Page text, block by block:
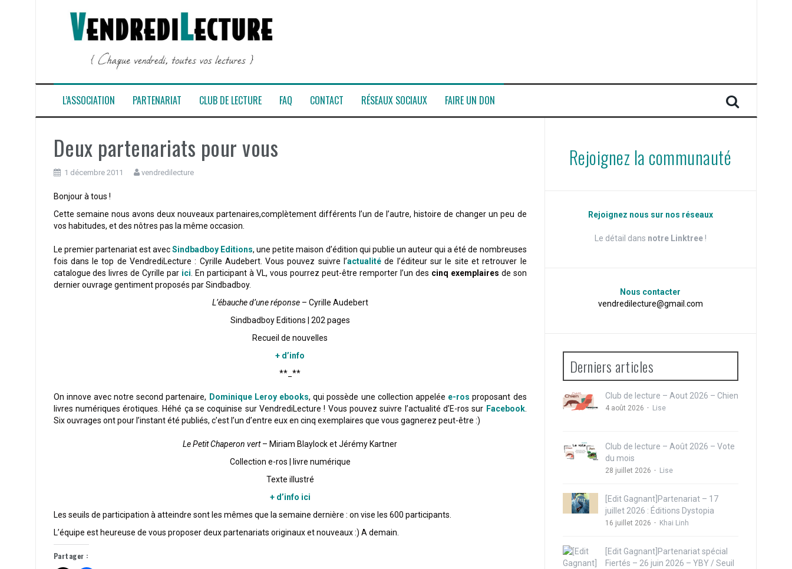
L’ASSOCIATION PARTENARIAT CLUB DE LECTURE FAQ CONTACT RÉSEAUX SOCIAUX FAIRE UN DON
Deux partenariats pour vous
1 décembre 2011 vendredilecture
Bonjour à tous !
Cette semaine nous avons deux nouveaux partenaires,complètement différents l’un de l’autre, histoire de changer un peu de
vos habitudes, et des nôtres pas la même occasion.
Le premier partenariat est avecSindbadboy Editions, une petite maison d’édition qui publie un auteur qui a été de nombreuses
fois dans le top de VendrediLecture : Cyrille Audebert. Vous pouvez suivre l’actualité de l’éditeur sur le site et retrouver le
catalogue des livres de Cyrille par ici . En participant à VL, vous pourrez peut-être remporter l’un des cinq exemplaires de son
dernier ouvrage gentiment proposés par Sindbadboy.
L’ébauche d’une réponse– Cyrille Audebert
Sindbadboy Editions | 202 pages
Recueil de nouvelles
+ d’info
**_**
On innove avec notre second partenaire, Dominique Leroy ebooks, qui possède une collection appelée e-ros proposant des
livres numériques érotiques. Héhé ça se coquinise sur VendrediLecture ! Vous pouvez suivre l’actualité d’E-ros sur Facebook.
Six ouvrages ont pour l’instant été publiés, c’est l’un d’entre eux en cinq exemplaires que vous gagnerez peut-être :)
Le Petit Chaperon vert– Miriam Blaylock et Jérémy Kartner
Collection e-ros | livre numérique
Texte illustré
+ d’info ici
Les seuils de participation à atteindre sont les mêmes que la semaine dernière : on vise les 600 participants.
L’équipe est heureuse de vous proposer deux partenariats originaux et nouveaux :) A demain.
Partager :
Rejoignez la communauté
Rejoignez nous sur nos réseaux
Le détail dans notre Linktree!
Nous contacter
vendredilecture@gmail.com
Derniers articles
Club de lecture – Aout 2026 – Chien
4 août 2026 Lise
Club de lecture – Août 2026 – Vote
du mois
28 juillet 2026 Lise
[Edit Gagnant]Partenariat – 17
juillet 2026 : Éditions Dystopia
16 juillet 2026 Khai Linh
[Edit Gagnant]Partenariat spécial
Fiertés – 26 juin 2026 – YBY / Seuil